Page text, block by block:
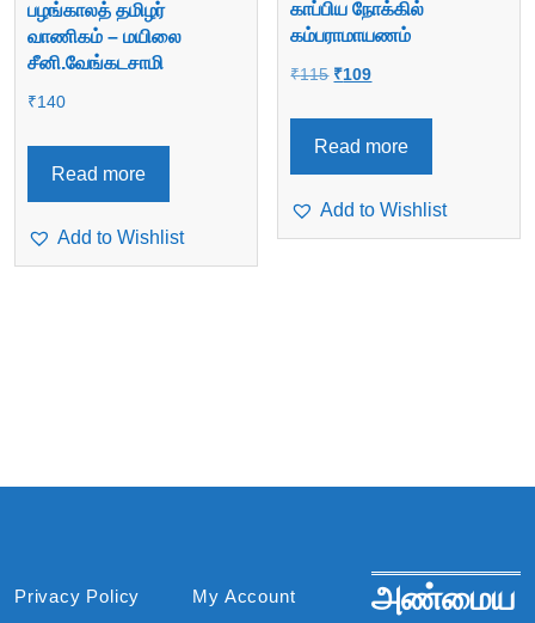
பழங்காலத் தமிழர்
வாணிகம் – மயிலை
சீனி.வேங்கடசாமி
₹140
Read more
Add to Wishlist
காப்பிய நோக்கில்
கம்பராமாயணம்
₹115 Original
was:
₹109Current
Read more
Add to Wishlist
Privacy Policy My Account
அண்மைய